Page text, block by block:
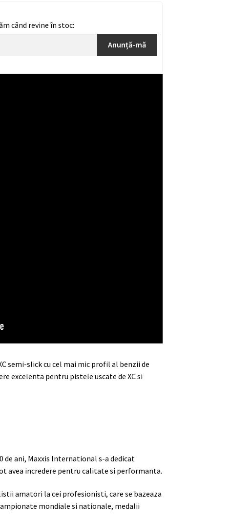
când revine în stoc:
Anunță-mă
semi-slick cu cel mai mic profil al benzii de
excelenta pentru pistele uscate de XC si
de ani, Maxxis International s-a dedicat
avea incredere pentru calitate si performanta.
amatori la cei profesionisti, care se bazeaza
mondiale si nationale, medalii